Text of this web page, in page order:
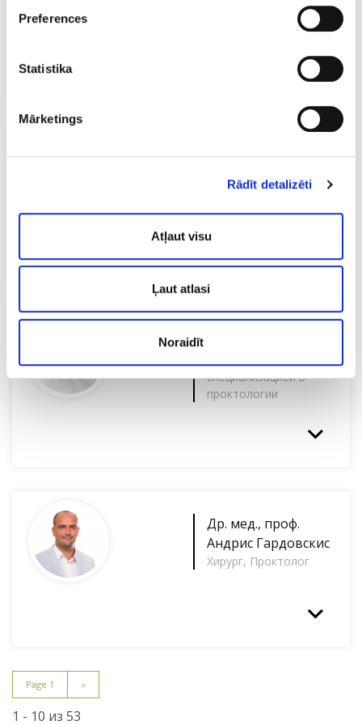
Preferences
Statistika
Mārketings
Rādīt detalizēti
Atļaut visu
Ļaut atlasi
Noraidīt
эстетике тела,
Др.Анастасия
специализацией в
проктологии
Др. мед., проф.
Андрис Гардовскис
Хирург, Проктолог
Pagination
Page 1
Next
page
››
1 - 10 из 53